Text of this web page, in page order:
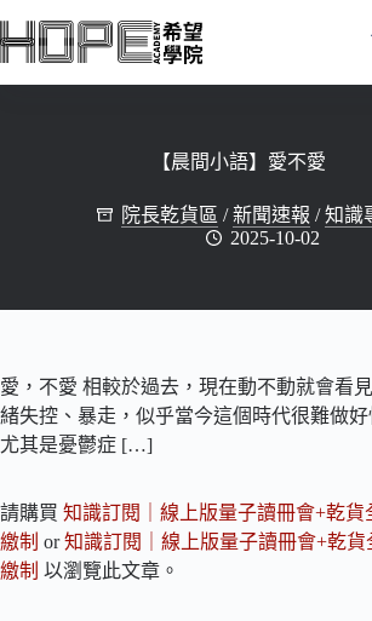
至
【晨間小語】愛不愛
院長乾貨區 /新聞速報 /知識
2025-10-02
愛，不愛 相較於過去，現在動不動就會看
緒失控、暴走，似乎當今這個時代很難做好
尤其是憂鬱症 […]
請購買 知識訂閱｜線上版量子讀冊會+乾貨
繳制 or知識訂閱｜線上版量子讀冊會+乾貨
繳制 以瀏覽此文章。